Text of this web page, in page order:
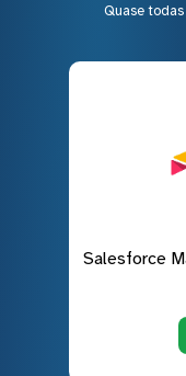
Quase
Salesforce